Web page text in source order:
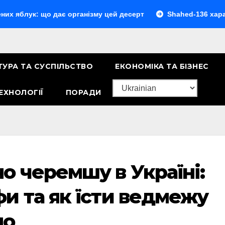
дає організму цей десерт Shahed-136
ТА СУСПІЛЬСТВО ЕКОНОМІКА ТА БІЗНЕС
ПОРАДИ
черемшу в Україні:
та як їсти ведмежу